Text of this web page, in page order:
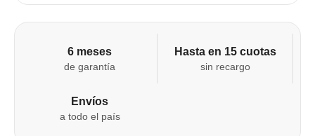
6 meses
de garantía
Hasta en 15 cuotas
sin recargo
Envíos
a todo el país